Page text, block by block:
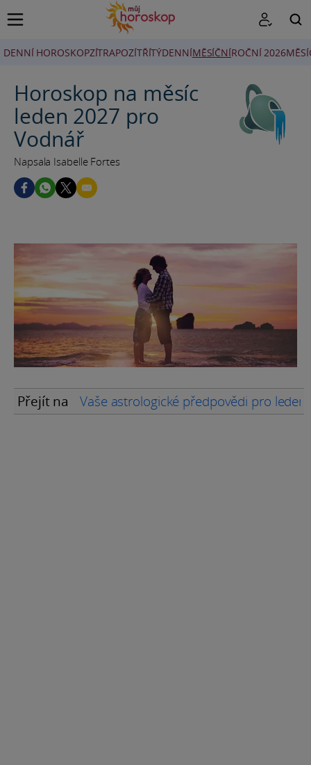
DENNÍ HOROSKOPZÍTRAPOZÍTŘÍTÝDENNÍMĚSÍČNÍROČNÍ 2026
Horoskop na měsíc
leden 2027 pro
Vodnář
Napsala Isabelle Fortes
Přejít na Vaše astrologické předpovědi pro